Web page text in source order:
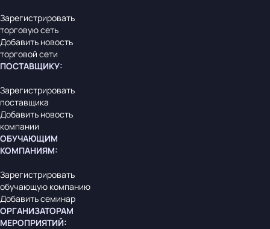
Зарегистрировать
торговую сеть
Добавить новость
торговой сети
ПОСТАВЩИКУ:
Зарегистрировать
поставщика
Добавить новость
компании
ОБУЧАЮЩИМ
КОМПАНИЯМ:
Зарегистрировать
обучающую компанию
Добавить семинар
ОРГАНИЗАТОРАМ
МЕРОПРИЯТИЙ: